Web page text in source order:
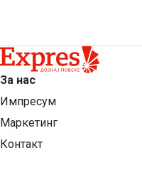
За нас
Импресум
Маркетинг
Контакт